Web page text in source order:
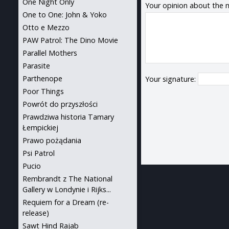
Your opinion about the
Your signature:
One to One: John & Yoko
Otto e Mezzo
PAW Patrol: The Dino Movie
Parallel Mothers
Parasite
Parthenope
Poor Things
Powrót do przyszłości
Prawdziwa historia Tamary
Łempickiej
Prawo pożądania
Psi Patrol
Pucio
Rembrandt z The National
Gallery w Londynie i Rijks...
Requiem for a Dream (re-
release)
Sawt Hind Rajab